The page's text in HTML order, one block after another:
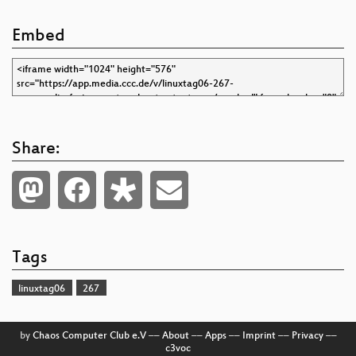
Embed
Share:
Tags
linuxtag06 267
by Chaos Computer Club e.V–– About–– Apps–– Imprint–– Privacy––
c3voc